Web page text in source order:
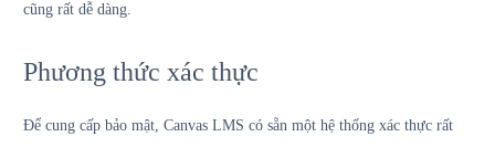
cũng rất dễ dàng.
Phương thức xác thực
Để cung cấp bảo mật, Canvas LMS có sẵn một hệ thống xác thực rất